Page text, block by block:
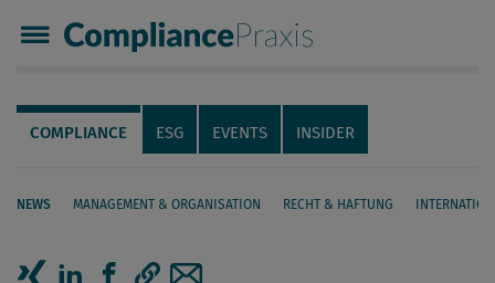
Compliance Praxis
Servicenavigation
Navigation
COMPLIANCE ESG EVENTS INSIDER
NEWS MANAGEMENT & ORGANISATION RECHT & HAFTUNG
Seiteninhalt